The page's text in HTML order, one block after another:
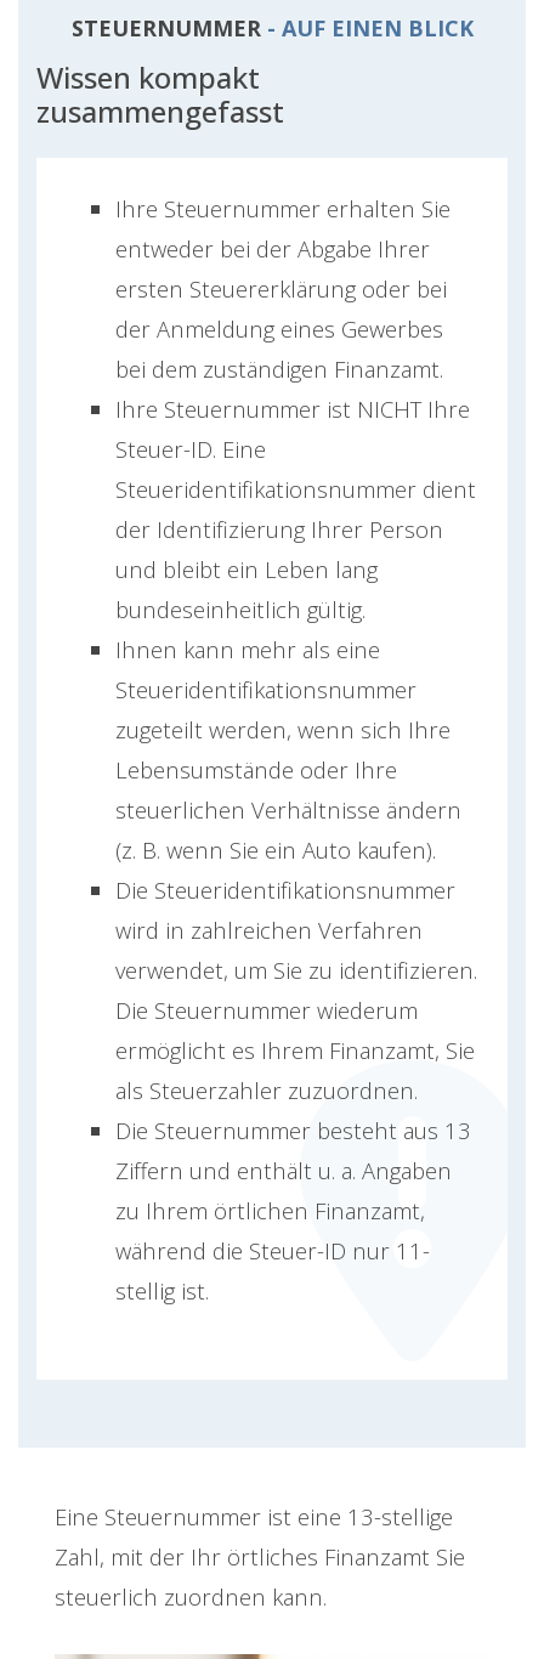
STEUERNUMMER- AUF EINEN BLICK
Wissen kompakt
zusammengefasst
Ihre Steuernummer erhalten Sie
entweder bei der Abgabe Ihrer
ersten Steuererklärung oder bei
der Anmeldung eines Gewerbes
bei dem zuständigen Finanzamt.
Ihre Steuernummer ist NICHT Ihre
Steuer-ID. Eine
Steueridentifikationsnummer dient
der Identifizierung Ihrer Person
und bleibt ein Leben lang
bundeseinheitlich gültig.
Ihnen kann mehr als eine
Steueridentifikationsnummer
zugeteilt werden, wenn sich Ihre
Lebensumstände oder Ihre
steuerlichen Verhältnisse ändern
(z. B. wenn Sie ein Auto kaufen).
Die Steueridentifikationsnummer
wird in zahlreichen Verfahren
verwendet, um Sie zu identifizieren.
Die Steuernummer wiederum
ermöglicht es Ihrem Finanzamt, Sie
als Steuerzahler zuzuordnen.
Die Steuernummer besteht aus 13
Ziffern und enthält u. a. Angaben
zu Ihrem örtlichen Finanzamt,
während die Steuer-ID nur 11-
stellig ist.
Eine Steuernummer ist eine 13-stellige
Zahl, mit der Ihr örtliches Finanzamt Sie
steuerlich zuordnen kann.